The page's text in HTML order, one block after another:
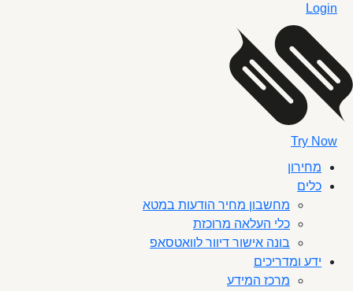
Login
Try Now
מחירון
כלים
מחשבון מחיר הודעות במטא
כלי העלאה מרוכזת
בונה אישור דיוור לוואטסאפ
ידע ומדריכים
מרכז המידע